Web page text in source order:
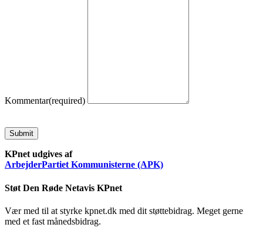
Kommentar(required)
Submit
KPnet udgives af
ArbejderPartiet Kommunisterne (APK)
Støt Den Røde Netavis KPnet
Vær med til at styrke kpnet.dk med dit støttebidrag. Meget gerne
med et fast månedsbidrag.